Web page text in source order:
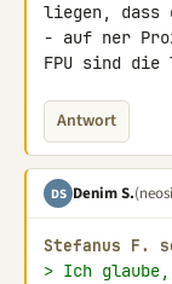
liegen, dass
- auf ner
FPU sind
Antwort
DS Denim S.
Stefanus F.
> Ich